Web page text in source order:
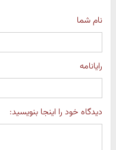
نام شما
رایانامه
دیدگاه خود را اینجا بنویسید: